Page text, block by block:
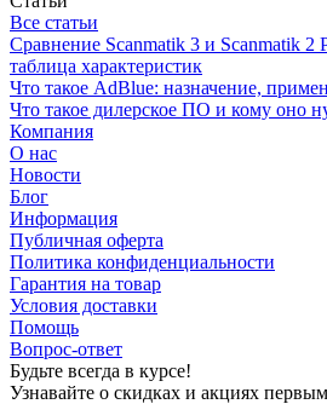
Все статьи
Сравнение Scanmatik 3 и Scanmatik 2
таблица характеристик
Что такое AdBlue: назначение,
Что такое дилерское ПО и кому оно
Компания
О нас
Новости
Блог
Информация
Публичная оферта
Политика конфиденциальности
Гарантия на товар
Условия доставки
Помощь
Вопрос-ответ
Будьте всегда в курсе!
Узнавайте о скидках и акциях первым